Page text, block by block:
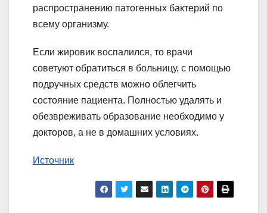
распространению патогенных бактерий по
всему организму.
Если жировик воспалился, то врачи
советуют обратиться в больницу, с помощью
подручных средств можно облегчить
состояние пациента. Полностью удалять и
обезвреживать образование необходимо у
докторов, а не в домашних условиях.
Источник